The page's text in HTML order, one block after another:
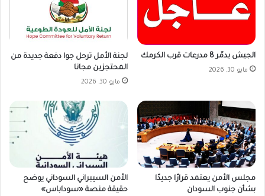
الجيش يدمّر 8 مدرعات قرب الكرمك
مايو 30, 2026
لجنة الأمل ترحل جوا دفعة جديدة من
المحتجزين مجانا
مايو 30, 2026
مجلس الأمن يعتمد قرارًا جديدًا
بشأن جنوب السودان
الأمن السيبراني السوداني يوضح
حقيقة منصة «سوداباس»